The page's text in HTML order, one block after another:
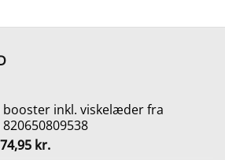
booster inkl. viskelæder fra
Den
74,95 kr.Den